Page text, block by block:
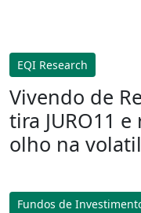
Fundos de
EQI Research
Vivendo de
tira JURO11
olho na